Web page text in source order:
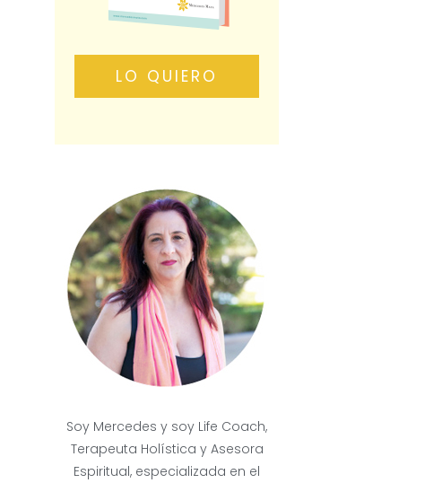
LO QUIERO
Soy Mercedes y soy Life Coach,
Terapeuta Holística y Asesora
Espiritual, especializada en el